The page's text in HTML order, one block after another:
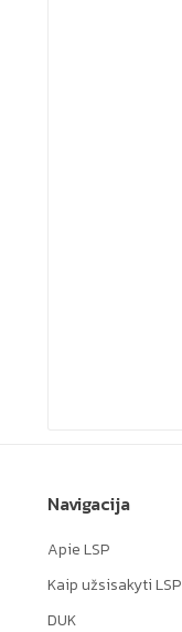
Navigacija
Apie LSP
Kaip užsisakyti LSP
DUK